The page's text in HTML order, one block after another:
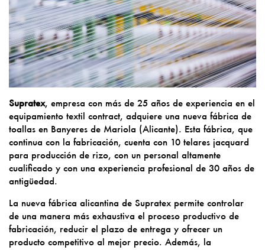
Supratex, empresa con más de 25 años de experiencia en el
equipamiento textil contract, adquiere una nueva fábrica de
toallas en Banyeres de Mariola (Alicante). Esta fábrica, que
continua con la fabricación, cuenta con 10 telares jacquard
para producción de rizo, con un personal altamente
cualificado y con una experiencia profesional de 30 años de
antigüedad.
La nueva fábrica alicantina de Supratex permite controlar
de una manera más exhaustiva el proceso productivo de
fabricación, reducir el plazo de entrega y ofrecer un
producto competitivo al mejor precio. Además, la